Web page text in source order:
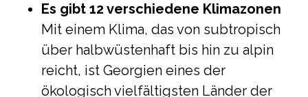
Es gibt 12 verschiedene Klimazonen
Mit einem Klima, das von subtropisch
über halbwüstenhaft bis hin zu alpin
reicht, ist Georgien eines der
ökologisch vielfältigsten Länder der